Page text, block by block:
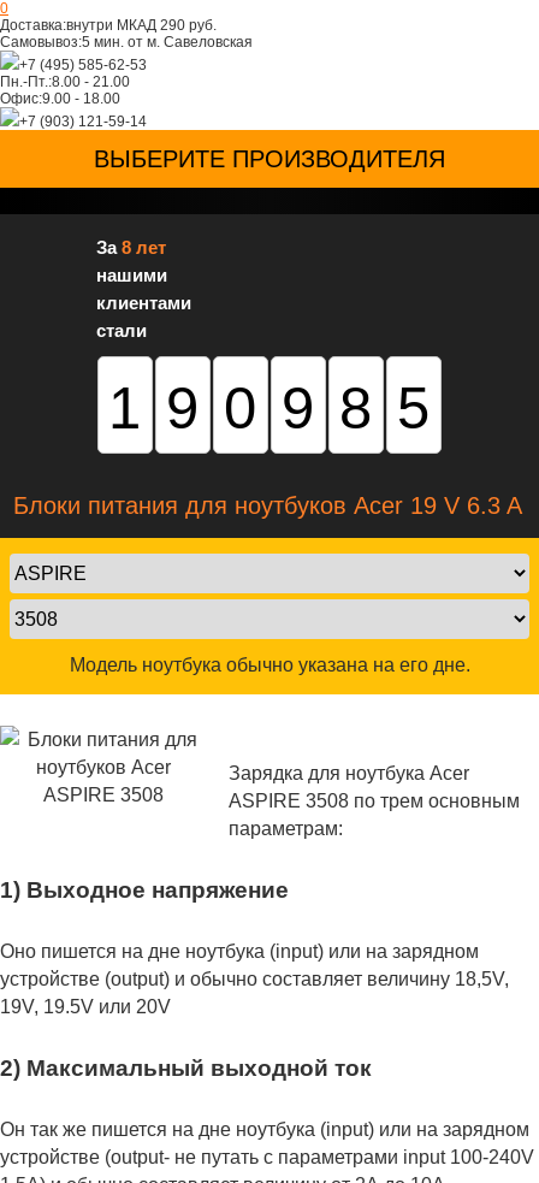
0
Доставка:внутри МКАД 290 руб.
Самовывоз:5 мин. от м. Савеловская
+7 (495) 585-62-53
Пн.-Пт.:8.00 - 21.00
Офис:9.00 - 18.00
+7 (903) 121-59-14
ВЫБЕРИТЕ ПРОИЗВОДИТЕЛЯ
За8 лет
нашими
клиентами
стали
190985
Блоки питания для ноутбуков Acer 19 V 6.3 A
Модель ноутбука обычно указана на его дне.
Зарядка для ноутбука Acer
ASPIRE 3508 по трем основным
параметрам:
1) Выходное напряжение
Оно пишется на дне ноутбука (input) или на зарядном
устройстве (output) и обычно составляет величину 18,5V,
19V, 19.5V или 20V
2) Максимальный выходной ток
Он так же пишется на дне ноутбука (input) или на зарядном
устройстве (output- не путать с параметрами input 100-240V